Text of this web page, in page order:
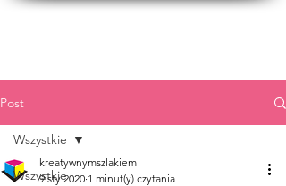
Post
Wszystkie
Wszystkie
kreatywnymszlakiem
9 sty 2020 1 minut(y) czytania